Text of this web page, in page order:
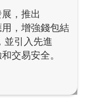
，推出
，增強錢包結
並引入先進
交易安全。